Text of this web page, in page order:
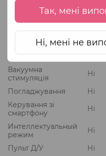
Так, мені
Ні, мені не
происхождения
Вібрація
Ні
Ні
Пульсація
Ні
Вакуумна
стимуляція
Ні
Погладжування
Ні
Керування зі
смартфону
Ні
Интеллектуальный
режим
Ні
Пульт Д/У
Ні